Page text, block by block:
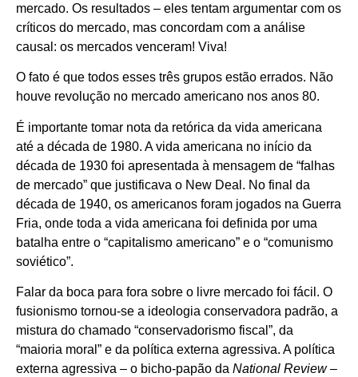
mercado. Os resultados – eles tentam argumentar com os
críticos do mercado, mas concordam com a análise
causal: os mercados venceram! Viva!
O fato é que todos esses três grupos estão errados. Não
houve revolução no mercado americano nos anos 80.
É importante tomar nota da retórica da vida americana
até a década de 1980. A vida americana no início da
década de 1930 foi apresentada à mensagem de “falhas
de mercado” que justificava o New Deal. No final da
década de 1940, os americanos foram jogados na Guerra
Fria, onde toda a vida americana foi definida por uma
batalha entre o “capitalismo americano” e o “comunismo
soviético”.
Falar da boca para fora sobre o livre mercado foi fácil. O
fusionismo tornou-se a ideologia conservadora padrão, a
mistura do chamado “conservadorismo fiscal”, da
“maioria moral” e da política externa agressiva. A política
externa agressiva – o bicho-papão da National Review–